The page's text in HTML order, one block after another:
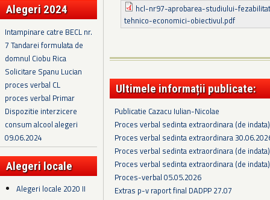
Alegeri 2024
Intampinare catre BECL nr.
7 Tandarei formulata de
domnul Ciobu Rica
Solicitare Spanu Lucian
proces verbal CL
proces verbal Primar
Dispozitie interzicere
consum alcool alegeri
09.06.2024
Alegeri locale
Alegeri locale 2020 II
hcl-nr97-aprobarea-studiului-
tehnico-economici-obiectivul.pdf
Ultimele informații publicate:
Publicatie Cazacu Iulian-Nicolae
Proces verbal sedinta extraordinara (de
Proces verbal sedinta extraordinara
Proces verbal sedinta extraordinara (de
Proces verbal sedinta extraordinara (de
Proces-verbal 05.05.2026
Extras p-v raport final DADPP 27.07